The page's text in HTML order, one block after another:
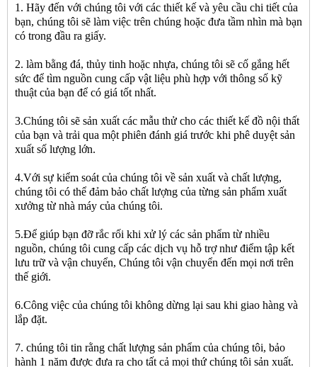
1. Hãy đến với chúng tôi với các thiết kế và yêu cầu chi tiết của
bạn, chúng tôi sẽ làm việc trên chúng hoặc đưa tầm nhìn mà bạn
có trong đầu ra giấy.
2. làm bằng đá, thủy tinh hoặc nhựa, chúng tôi sẽ cố gắng hết
sức để tìm nguồn cung cấp vật liệu phù hợp với thông số kỹ
thuật của bạn để có giá tốt nhất.
3.Chúng tôi sẽ sản xuất các mẫu thử cho các thiết kế đồ nội thất
của bạn và trải qua một phiên đánh giá trước khi phê duyệt sản
xuất số lượng lớn.
4.Với sự kiểm soát của chúng tôi về sản xuất và chất lượng,
chúng tôi có thể đảm bảo chất lượng của từng sản phẩm xuất
xưởng từ nhà máy của chúng tôi.
5.Để giúp bạn đỡ rắc rối khi xử lý các sản phẩm từ nhiều
nguồn, chúng tôi cung cấp các dịch vụ hỗ trợ như điểm tập kết
lưu trữ và vận chuyển, Chúng tôi vận chuyển đến mọi nơi trên
thế giới.
6.Công việc của chúng tôi không dừng lại sau khi giao hàng và
lắp đặt.
7. chúng tôi tin rằng chất lượng sản phẩm của chúng tôi, bảo
hành 1 năm được đưa ra cho tất cả mọi thứ chúng tôi sản xuất.